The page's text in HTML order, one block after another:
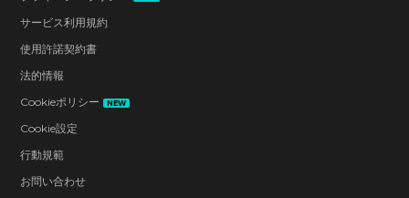
サービス利用規約
使用許諾契約書
法的情報
Cookieポリシー
NEW
Cookie設定
行動規範
お問い合わせ